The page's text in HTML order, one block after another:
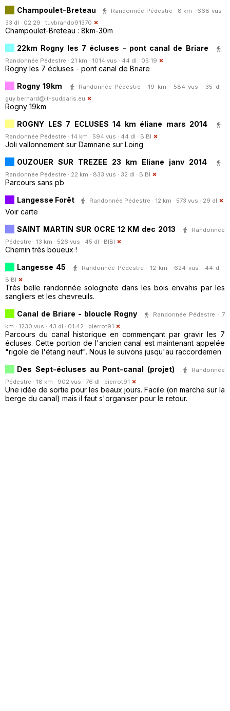
Champoulet-Breteau
Randonnée Pédestre · 8 km · 668 vus ·
33 dl · 02:29 · tuvbrando91370
Champoulet-Breteau : 8km-30m
22km Rogny les 7 écluses - pont canal de Briare
Randonnée Pédestre · 21 km · 1014 vus · 44 dl · 05:19
Rogny les 7 écluses - pont canal de Briare
Rogny 19km
Randonnée Pédestre · 19 km · 584 vus · 35 dl ·
guy.bernard@it-sudparis.eu
Rogny 19km
ROGNY LES 7 ECLUSES 14 km éliane mars 2014
Randonnée Pédestre · 14 km · 594 vus · 44 dl · BIBI
Joli vallonnement sur Damnarie sur Loing
OUZOUER SUR TREZEE 23 km Eliane janv 2014
Randonnée Pédestre · 22 km · 833 vus · 32 dl · BIBI
Parcours sans pb
Langesse Forêt
Randonnée Pédestre · 12 km · 573 vus · 29 dl
Voir carte
SAINT MARTIN SUR OCRE 12 KM dec 2013
Randonnée
Pédestre · 13 km · 526 vus · 45 dl · BIBI
Chemin très boueux !
Langesse 45
Randonnée Pédestre · 12 km · 624 vus · 44 dl ·
BIBI
Très belle randonnée solognote dans les bois envahis par les
sangliers et les chevreuils.
Canal de Briare - bloucle Rogny
Randonnée Pédestre · 7
km · 1230 vus · 43 dl · 01:42 · pierrot91
Parcours du canal historique en commençant par gravir les 7
écluses. Cette portion de l'ancien canal est maintenant appelée
"rigole de l'étang neuf". Nous le suivons jusqu'au raccordemen
Des Sept-écluses au Pont-canal (projet)
Randonnée
Pédestre · 18 km · 902 vus · 76 dl · pierrot91
Une idée de sortie pour les beaux jours. Facile (on marche sur la
berge du canal) mais il faut s'organiser pour le retour.